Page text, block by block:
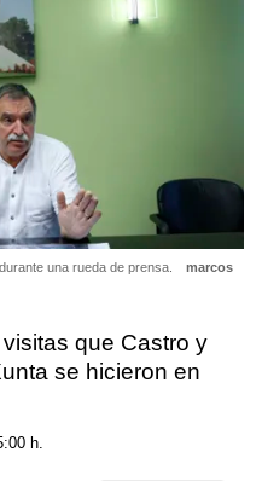
una rueda de prensa.
marcos
que Castro y
se hicieron en
h.